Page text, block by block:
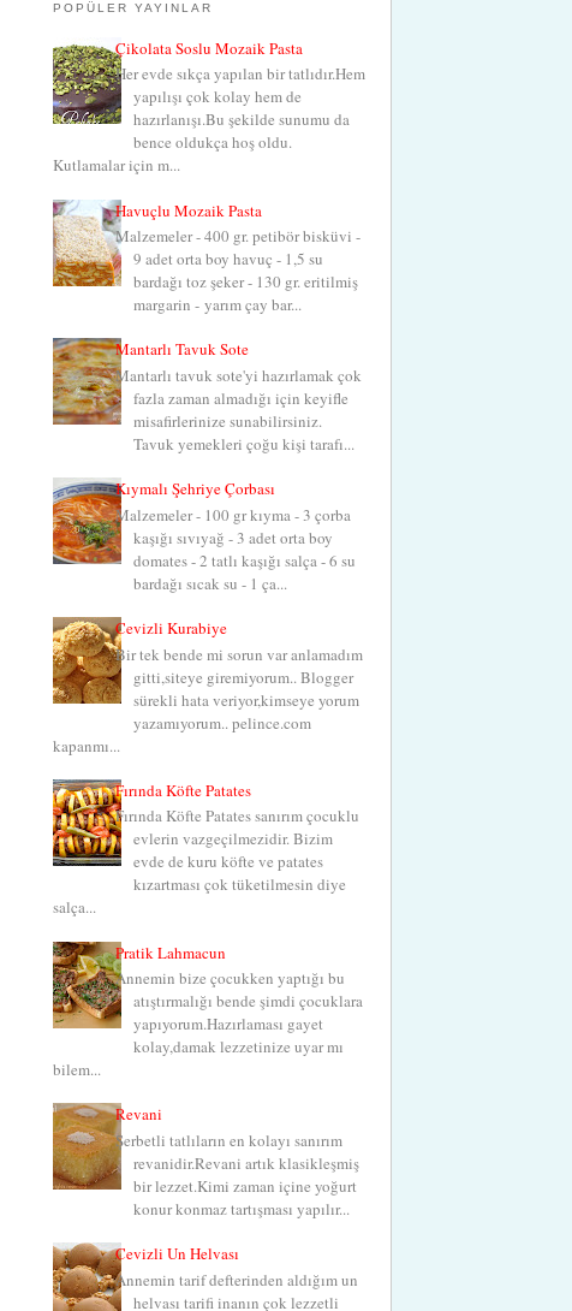
POPÜLER YAYINLAR
Çikolata Soslu Mozaik Pasta
Her evde sıkça yapılan bir tatlıdır.Hem
yapılışı çok kolay hem de
hazırlanışı.Bu şekilde sunumu da
bence oldukça hoş oldu.
Kutlamalar için m...
Havuçlu Mozaik Pasta
Malzemeler - 400 gr. petibör bisküvi -
9 adet orta boy havuç - 1,5 su
bardağı toz şeker - 130 gr. eritilmiş
margarin - yarım çay bar...
Mantarlı Tavuk Sote
Mantarlı tavuk sote'yi hazırlamak çok
fazla zaman almadığı için keyifle
misafirlerinize sunabilirsiniz.
Tavuk yemekleri çoğu kişi tarafı...
Kıymalı Şehriye Çorbası
Malzemeler - 100 gr kıyma - 3 çorba
kaşığı sıvıyağ - 3 adet orta boy
domates - 2 tatlı kaşığı salça - 6 su
bardağı sıcak su - 1 ça...
Cevizli Kurabiye
Bir tek bende mi sorun var anlamadım
gitti,siteye giremiyorum.. Blogger
sürekli hata veriyor,kimseye yorum
yazamıyorum.. pelince.com
kapanmı...
Fırında Köfte Patates
Fırında Köfte Patates sanırım çocuklu
evlerin vazgeçilmezidir. Bizim
evde de kuru köfte ve patates
kızartması çok tüketilmesin diye
salça...
Pratik Lahmacun
Annemin bize çocukken yaptığı bu
atıştırmalığı bende şimdi çocuklara
yapıyorum.Hazırlaması gayet
kolay,damak lezzetinize uyar mı
bilem...
Revani
Şerbetli tatlıların en kolayı sanırım
revanidir.Revani artık klasikleşmiş
bir lezzet.Kimi zaman içine yoğurt
konur konmaz tartışması yapılır...
Cevizli Un Helvası
Annemin tarif defterinden aldığım un
helvası tarifi inanın çok lezzetli